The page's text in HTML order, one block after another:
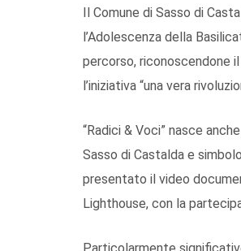
Il Comune di Sasso di
l’Adolescenza della
percorso, riconoscendone
l’iniziativa “una vera
“Radici & Voci” nasce
Sasso di Castalda e
presentato il video
Lighthouse, con la